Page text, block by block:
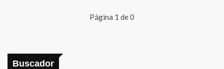
Página 1 de 0
Buscador